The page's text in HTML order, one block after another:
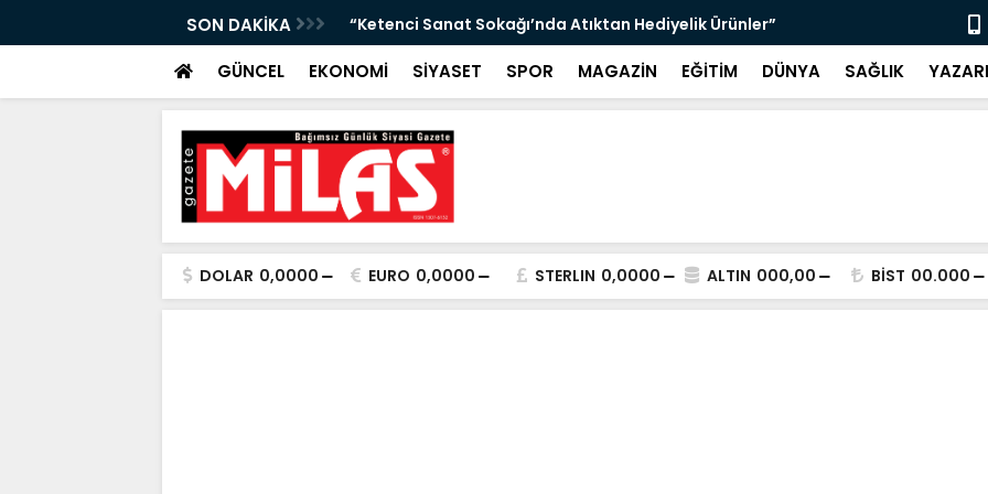
SON DAKİKA “Ketenci Sanat Sokağı’nda Atıktan Hediyelik Ürünler” “Yaya
GÜNCEL EKONOMİ SİYASET SPOR MAGAZİN EĞİTİM DÜNYA SAĞLIK
DOLAR 0,0000 EURO 0,0000 STERLIN 0,0000 ALTIN 000,00 BİST 00.000